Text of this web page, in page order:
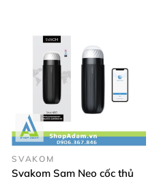
SVAKOM
Svakom Sam Neo cốc thủ